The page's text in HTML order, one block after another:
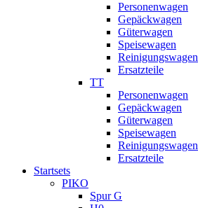
Personenwagen
Gepäckwagen
Güterwagen
Speisewagen
Reinigungswagen
Ersatzteile
TT
Personenwagen
Gepäckwagen
Güterwagen
Speisewagen
Reinigungswagen
Ersatzteile
Startsets
PIKO
Spur G